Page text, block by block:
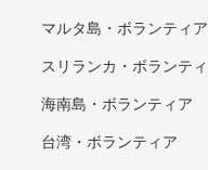
マルタ島・ボランティア
スリランカ・ボランテ
海南島・ボランティア
台湾・ボランティア